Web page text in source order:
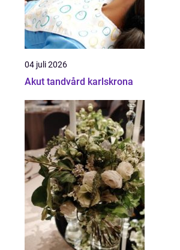
04 juli 2026
Akut tandvård karlskrona